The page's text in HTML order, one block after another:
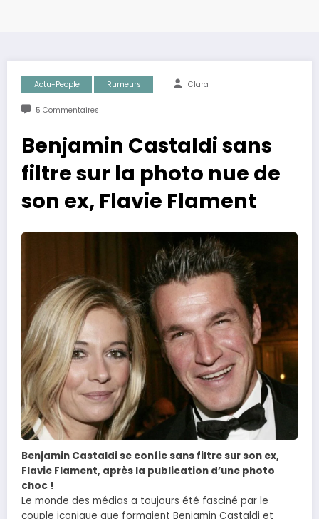
Actu-People Rumeurs Clara
5 Commentaires
Benjamin Castaldi sans
filtre sur la photo nue de
son ex, Flavie Flament
Benjamin Castaldi se confie sans filtre sur son ex,
Flavie Flament, après la publication d’une photo
choc !
Le monde des médias a toujours été fasciné par le
couple iconique que formaient Benjamin Castaldi et